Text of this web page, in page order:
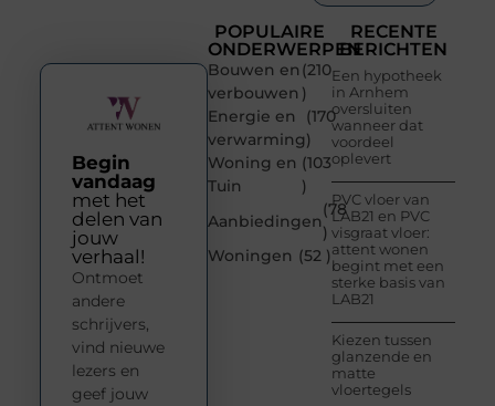
POPULAIRE
ONDERWERPEN
Bouwen en
verbouwen
(210
)
Energie en
verwarming
(170
)
Woning en
Tuin
(103
)
Aanbiedingen
(78
)
Woningen (52 )
RECENTE
BERICHTEN
Een hypotheek
in Arnhem
oversluiten
wanneer dat
voordeel
oplevert
PVC vloer van
LAB21 en PVC
visgraat vloer:
attent wonen
begint met een
sterke basis van
LAB21
Kiezen tussen
glanzende en
matte
vloertegels
Begin
vandaag
met het
delen van
jouw
verhaal!
Ontmoet
andere
schrijvers,
vind nieuwe
lezers en
geef jouw